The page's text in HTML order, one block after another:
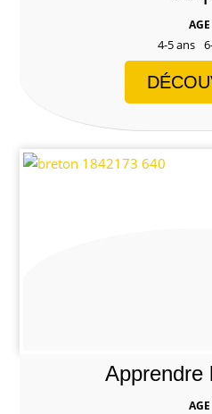
AGE
4-5 ans
Apprendre
AGE